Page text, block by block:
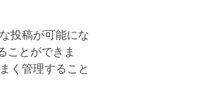
投稿が可能にな
ことができま
く管理すること